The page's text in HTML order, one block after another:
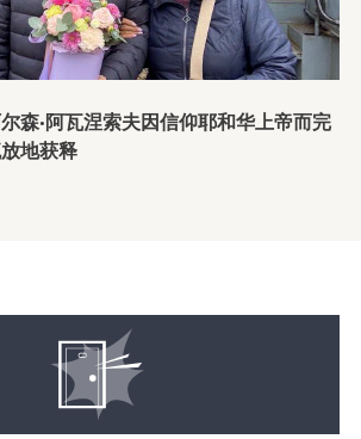
森·阿瓦涅索夫因信仰耶和华上帝而完
地获释